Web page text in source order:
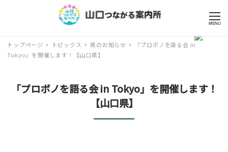
MENU
トップページ トピックス 県のお知らせ
「プロボノを語る会 in
Tokyo」を開催します！【山口県】
「プロボノを語る会 in Tokyo」を開催します！
【山口県】